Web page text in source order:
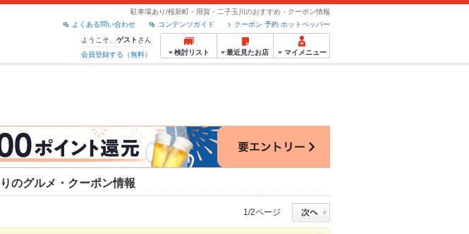
駐車場あり/桜新町・用賀・二子玉川のおすすめ・クーポン情報
クーポン 予約 ホットペッパー
コンテンツガイド
よくある問い合わせ
ようこそ、 ゲスト さん
会員登録する（無料）
検討リスト 最近見たお店 マイメニュー
のグルメ・クーポン情報
1/2ページ